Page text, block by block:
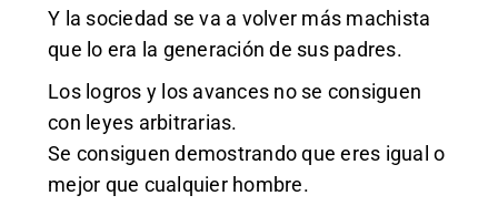
Y la sociedad se va a volver más machista
que lo era la generación de sus padres.
Los logros y los avances no se consiguen
con leyes arbitrarias.
Se consiguen demostrando que eres igual o
mejor que cualquier hombre.